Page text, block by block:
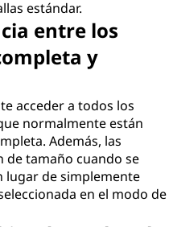
estándar.
entre los
y
acceder a todos los
normalmente están
Además, las
de tamaño cuando se
lugar de simplemente
en el modo de